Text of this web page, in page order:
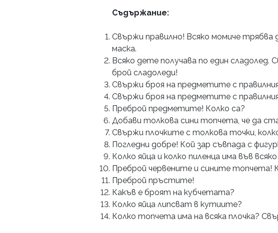
Съдържание:
Свържи правилно! Всяко момиче трябва
маска.
Всяко дете получава по един сладолед.
брой сладоледи!
Свържи броя на предметите с
Свържи броя на предметите с
Преброй предметите! Колко са?
Добави толкова сини топчета, че да
Свържи плочките с толкова точки,
Погледни добре! Кой зар съвпада с
Колко яйца и колко пиленца има във
Преброй червените и сините топчета!
Преброй пръстите!
Какъв е броят на кубчетата?
Колко яйца липсват в кутиите?
Колко топчета има на всяка плочка?